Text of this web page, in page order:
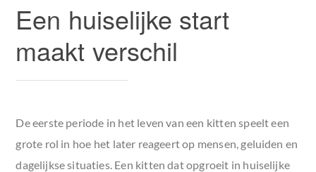
Een huiselijke start
maakt verschil
De eerste periode in het leven van een kitten speelt een
grote rol in hoe het later reageert op mensen, geluiden en
dagelijkse situaties. Een kitten dat opgroeit in huiselijke